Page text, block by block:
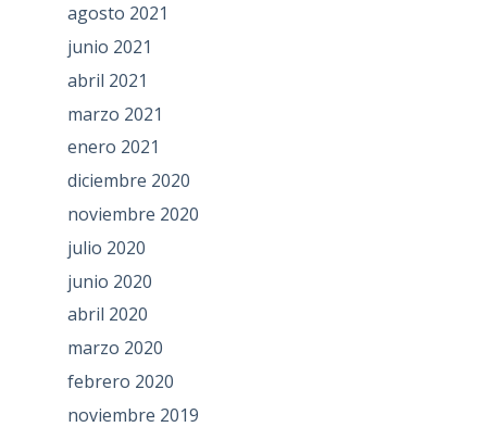
agosto 2021
junio 2021
abril 2021
marzo 2021
enero 2021
diciembre 2020
noviembre 2020
julio 2020
junio 2020
abril 2020
marzo 2020
febrero 2020
noviembre 2019